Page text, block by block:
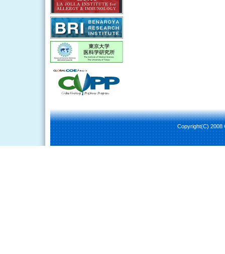
Copyright(C) 2008